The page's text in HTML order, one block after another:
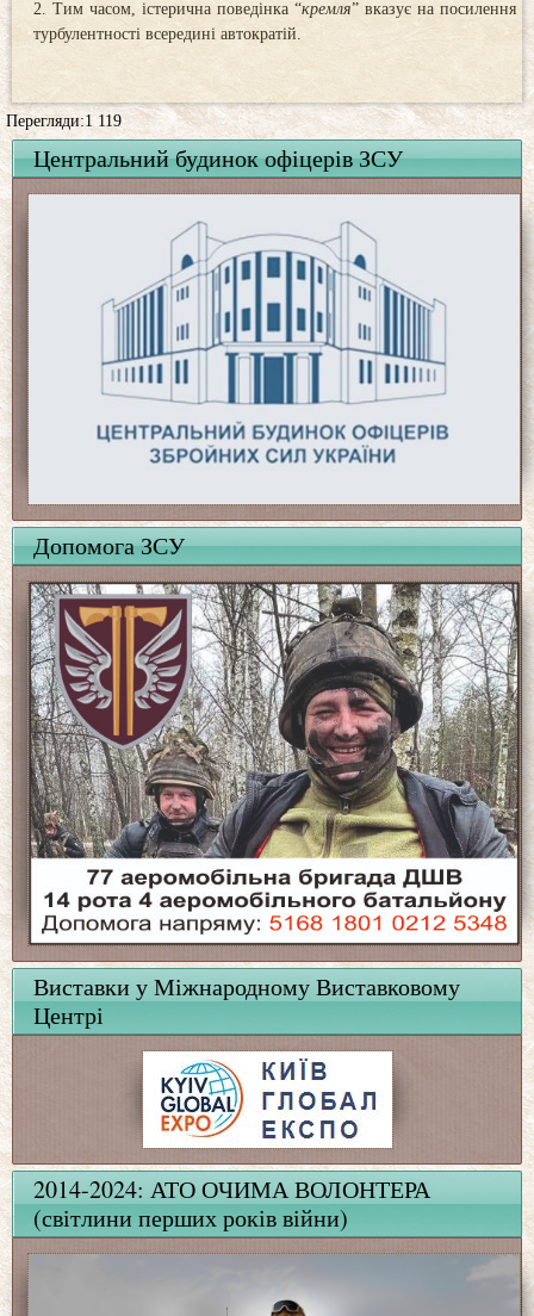
Тим часом, істерична поведінка “кремля” вказує на посилення
турбулентності всередині автократій.
Перегляди:1 119
Центральний будинок офіцерів ЗСУ
Допомога ЗСУ
Виставки у Міжнародному Виставковому
Центрі
2014-2024: АТО ОЧИМА ВОЛОНТЕРА
(світлини перших років війни)